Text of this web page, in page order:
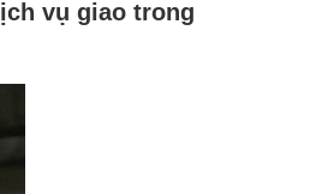
vụ giao trong